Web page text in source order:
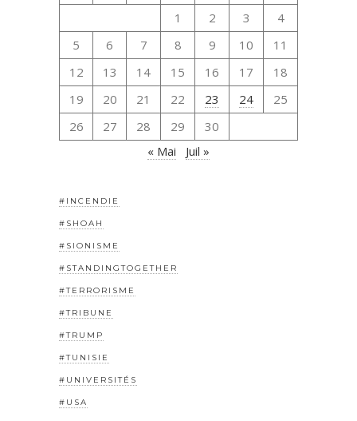
1
2 3
4
5
6 7 8 9 10
11
12
13 14 15 16 17
18
19
20 21 22 23 24
25
26
27 28 29
30
« Mai
Juil »
#INCENDIE
#SHOAH
#SIONISME
#STANDINGTOGETHER
#TERRORISME
#TRIBUNE
#TRUMP
#TUNISIE
#UNIVERSITÉS
#USA